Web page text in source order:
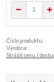
Číslo produktu:
Výrobca:
Strážiť cenu /